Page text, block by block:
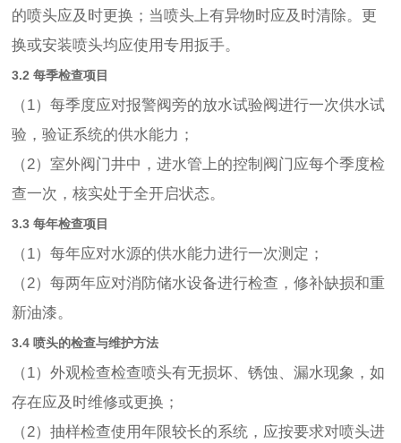
的喷头应及时更换；当喷头上有异物时应及时清除。更
换或安装喷头均应使用专用扳手。
3.2 每季检查项目
（1）每季度应对报警阀旁的放水试验阀进行一次供水试
验，验证系统的供水能力；
（2）室外阀门井中，进水管上的控制阀门应每个季度检
查一次，核实处于全开启状态。
3.3 每年检查项目
（1）每年应对水源的供水能力进行一次测定；
（2）每两年应对消防储水设备进行检查，修补缺损和重
新油漆。
3.4 喷头的检查与维护方法
（1）外观检查检查喷头有无损坏、锈蚀、漏水现象，如
存在应及时维修或更换；
（2）抽样检查使用年限较长的系统，应按要求对喷头进